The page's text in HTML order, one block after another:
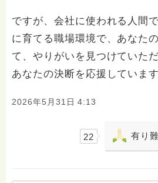
ですが、会社に使われる人間
に育てる職場環境で、あなた
て、やりがいを見つけていた
あなたの決断を応援しています
2026年5月31日 4:13
22 有り